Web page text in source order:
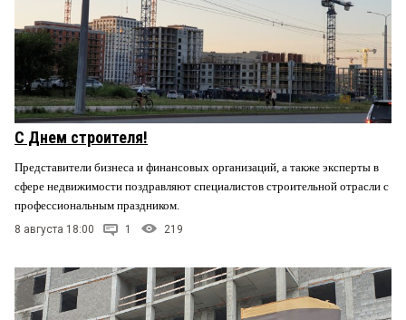
С Днем строителя!
Представители бизнеса и финансовых организаций, а также эксперты в
сфере недвижимости поздравляют специалистов строительной отрасли с
профессиональным праздником.
8 августа 18:00 1 219